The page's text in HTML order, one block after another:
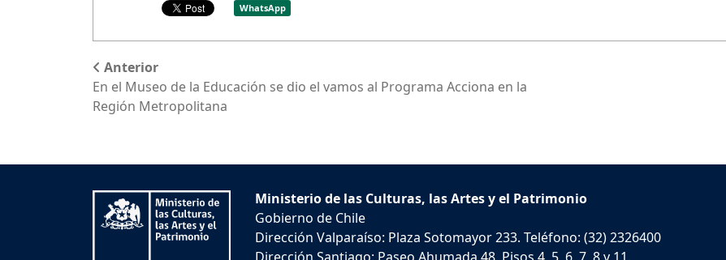
WhatsApp
Anterior
En el Museo de la Educación se dio el vamos al Programa Acciona en la
Región Metropolitana
Ministerio de las Culturas, las Artes y el Patrimonio
Gobierno de Chile
Dirección Valparaíso: Plaza Sotomayor 233. Teléfono: (32) 2326400